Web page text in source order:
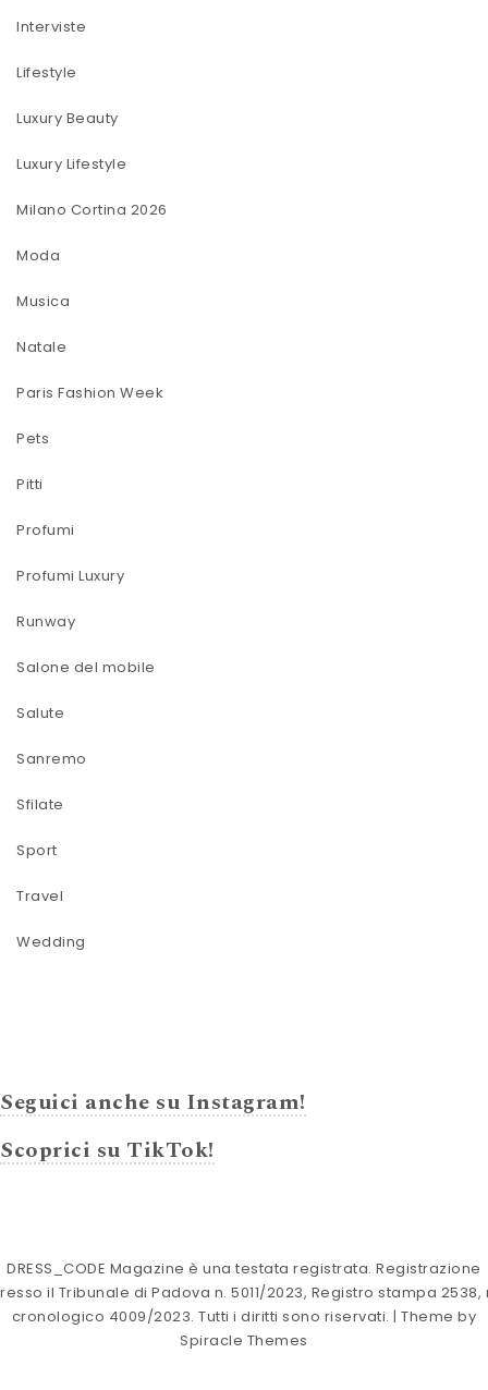
Interviste
Lifestyle
Luxury Beauty
Luxury Lifestyle
Milano Cortina 2026
Moda
Musica
Natale
Paris Fashion Week
Pets
Pitti
Profumi
Profumi Luxury
Runway
Salone del mobile
Salute
Sanremo
Sfilate
Sport
Travel
Wedding
Seguici anche su Instagram!
Scoprici su TikTok!
DRESS_CODE Magazine è una testata registrata. Registrazione
il Tribunale di Padova n. 5011/2023, Registro stampa 2538,
cronologico 4009/2023. Tutti i diritti sono riservati. | Theme by
Spiracle Themes